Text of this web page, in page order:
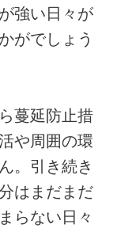
強い日々が
がでしょう
蔓延防止措
や周囲の環
。引き続き
はまだまだ
らない日々